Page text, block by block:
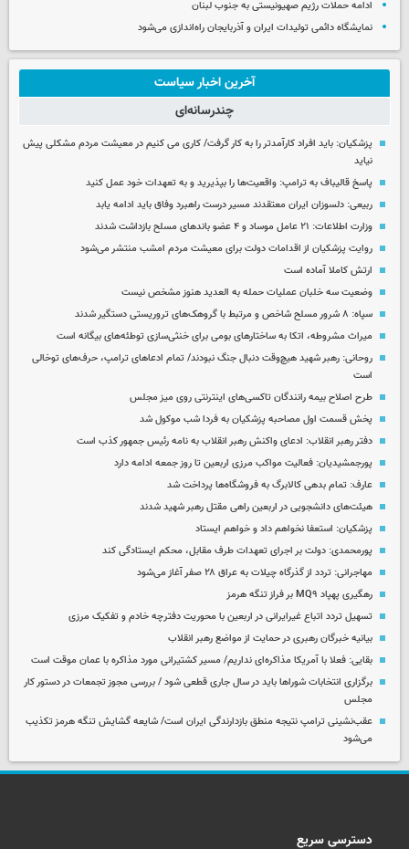
ادامه حملات رژیم صهیونیستی به جنوب لبنان
نمایشگاه دائمی تولیدات ایران و آذربایجان راه‌اندازی می‌شود
آخرین اخبار سیاست
چندرسانه‌ای
پزشکیان: باید افراد کارآمدتر را به کار گرفت/ کاری می کنیم در معیشت مردم مشکلی پیش
نیاید
پاسخ قالیباف به ترامپ: واقعیت‌ها را بپذیرید و به تعهدات خود عمل کنید
ربیعی: دلسوزان ایران معتقدند مسیر درست راهبرد وفاق باید ادامه یابد
وزارت اطلاعات: ۲۱ عامل موساد و ۴ عضو باندهای مسلح بازداشت شدند
روایت پزشکیان از اقدامات دولت برای معیشت مردم امشب منتشر می‌شود
ارتش کاملا آماده است
وضعیت سه خلبان عملیات حمله به العدید هنوز مشخص نیست
سپاه: ۸ شرور مسلح شاخص و مرتبط با گروهک‌های تروریستی دستگیر شدند
میراث مشروطه، اتکا به ساختارهای بومی برای خنثی‌سازی توطئه‌های بیگانه است
روحانی: رهبر شهید هیچ‌وقت دنبال جنگ نبودند/ تمام ادعاهای ترامپ، حرف‌های توخالی
است
طرح اصلاح بیمه رانندگان تاکسی‌های اینترنتی روی میز مجلس
پخش قسمت اول مصاحبه پزشکیان به فردا شب موکول شد
دفتر رهبر انقلاب: ادعای واکنش رهبر انقلاب به نامه رئیس جمهور کذب است
پورجمشیدیان: فعالیت مواکب مرزی اربعین تا روز جمعه ادامه دارد
عارف: تمام بدهی کالابرگ به فروشگاه‌ها پرداخت شد
هیئت‌های دانشجویی در اربعین راهی مقتل رهبر شهید شدند
پزشکیان: استعفا نخواهم داد و خواهم ایستاد
پورمحمدی: دولت بر اجرای تعهدات طرف مقابل، محکم ایستادگی کند
مهاجرانی: تردد از گذرگاه چیلات به عراق ۲۸ صفر آغاز می‌شود
رهگیری پهپاد MQ۹ بر فراز تنگه هرمز
تسهیل تردد اتباع غیرایرانی در اربعین با محوریت دفترچه خادم و تفکیک مرزی
بیانیه خبرگان رهبری در حمایت از مواضع رهبر انقلاب
بقایی: فعلا با آمریکا مذاکره‌ای نداریم/ مسیر کشتیرانی مورد مذاکره با عمان موقت است
برگزاری انتخابات شوراها باید در سال جاری قطعی شود / بررسی مجوز تجمعات در دستور کار
مجلس
عقب‌نشینی ترامپ نتیجه منطق بازدارندگی ایران است/ شایعه گشایش تنگه هرمز تکذیب
می‌شود
دسترسی سریع